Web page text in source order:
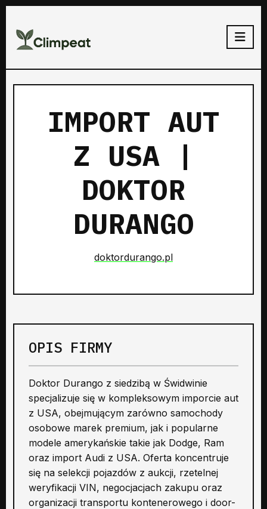
IMPORT AUT
Z USA |
DOKTOR
DURANGO
doktordurango.pl
OPIS FIRMY
Doktor Durango z siedzibą w Świdwinie
specjalizuje się w kompleksowym imporcie aut
z USA, obejmującym zarówno samochody
osobowe marek premium, jak i popularne
modele amerykańskie takie jak Dodge, Ram
oraz import Audi z USA. Oferta koncentruje
się na selekcji pojazdów z aukcji, rzetelnej
weryfikacji VIN, negocjacjach zakupu oraz
organizacji transportu kontenerowego i door-